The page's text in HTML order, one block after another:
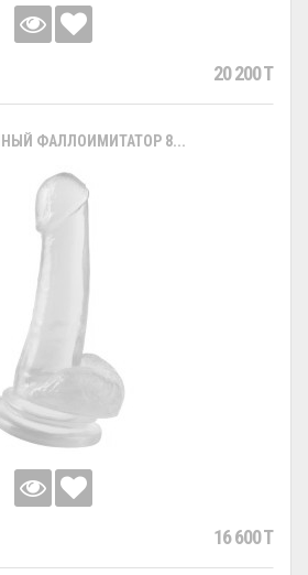
20 200 T
ФАЛЛОИМИТАТОР 8...
16 600 T